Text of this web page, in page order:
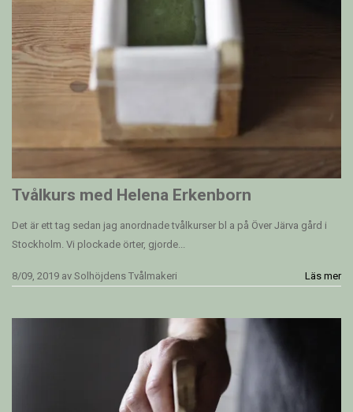
Tvålkurs med Helena Erkenborn
Det är ett tag sedan jag anordnade tvålkurser bl a på Över Järva gård i
Stockholm. Vi plockade örter, gjorde...
8/09, 2019 av Solhöjdens Tvålmakeri Läs mer